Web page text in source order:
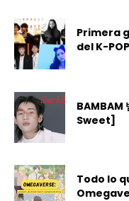
Primera
del K-POP
Sweet]
Todo lo